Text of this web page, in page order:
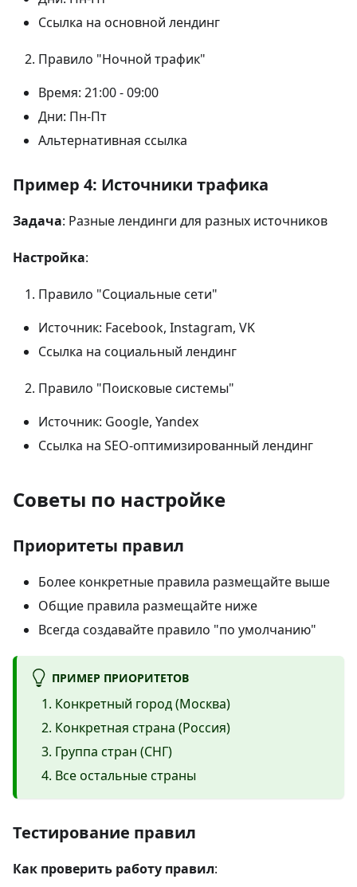
Ссылка на основной лендинг
Правило "Ночной трафик"
Время: 21:00 - 09:00
Дни: Пн-Пт
Альтернативная ссылка
Пример 4: Источники трафика
Задача: Разные лендинги для разных источников
Настройка:
Правило "Социальные сети"
Источник: Facebook, Instagram, VK
Ссылка на социальный лендинг
Правило "Поисковые системы"
Источник: Google, Yandex
Ссылка на SEO-оптимизированный лендинг
Советы по настройке
Приоритеты правил
Более конкретные правила размещайте выше
Общие правила размещайте ниже
Всегда создавайте правило "по умолчанию"
ПРИМЕР ПРИОРИТЕТОВ
Конкретный город (Москва)
Конкретная страна (Россия)
Группа стран (СНГ)
Все остальные страны
Тестирование правил
Как проверить работу правил: